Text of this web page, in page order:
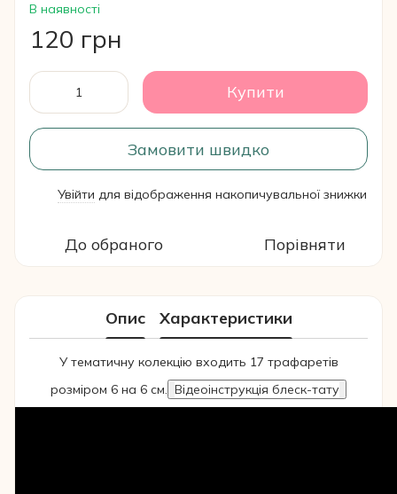
В наявності
120 грн
Купити
Замовити швидко
Увійти для відображення накопичувальної знижки
До обраного Порівняти
Опис Характеристики
У тематичну колекцію входить 17 трафаретів
розміром 6 на 6 см. Відеоінструкція блеск-тату